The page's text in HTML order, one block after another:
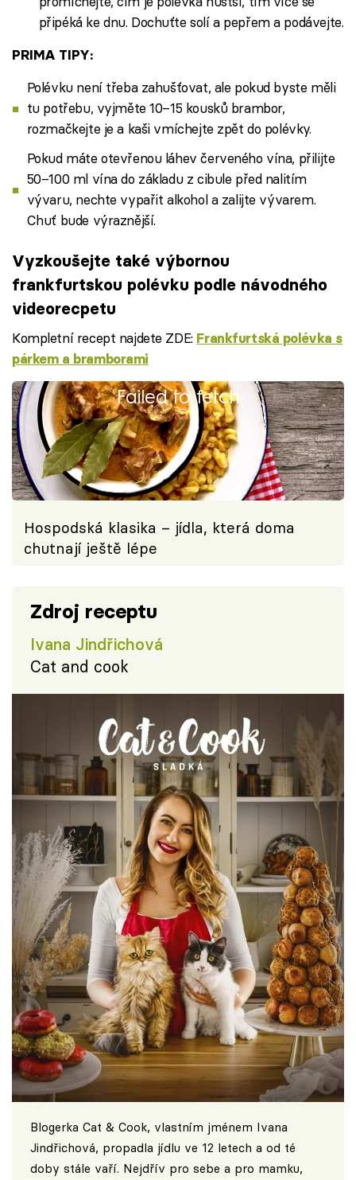
připéká ke dnu. Dochuťte solí a pepřem a podávejte.
PRIMA TIPY:
Polévku není třeba zahušťovat, ale pokud byste měli
tu potřebu, vyjměte 10–15 kousků brambor,
rozmačkejte je a kaši vmíchejte zpět do polévky.
Pokud máte otevřenou láhev červeného vína, přilijte
50–100 ml vína do základu z cibule před nalitím
vývaru, nechte vypařit alkohol a zalijte vývarem.
Chuť bude výraznější.
Vyzkoušejte také výbornou
frankfurtskou polévku podle návodného
videorecpetu
Kompletní recept najdete ZDE: Frankfurtská polévka s
párkem a bramborami
Failed to fetch
Hospodská klasika – jídla, která doma
chutnají ještě lépe
Zdroj receptu
Ivana Jindřichová
Cat and cook
Blogerka Cat & Cook, vlastním jménem Ivana
Jindřichová, propadla jídlu ve 12 letech a od té
doby stále vaří. Nejdřív pro sebe a pro mamku,